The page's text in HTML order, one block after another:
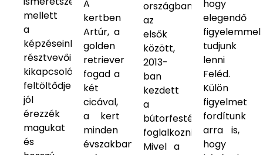
mellett
a
képzéseink
résztvevői
kikapcsolódjanak,
feltöltődjenek,
jól
érezzék
magukat
és
A
kertben
Artúr, a
golden
retriever
fogad a
két
cicával,
a kert
minden
évszakban
országban
az
elsők
között,
2013-
ban
kezdett
a
bútorfestéssel
foglalkozni.
Mivel a
hogy
elegendő
figyelemmel
tudjunk
lenni
Feléd.
Külön
figyelmet
fordítunk
arra is,
hogy